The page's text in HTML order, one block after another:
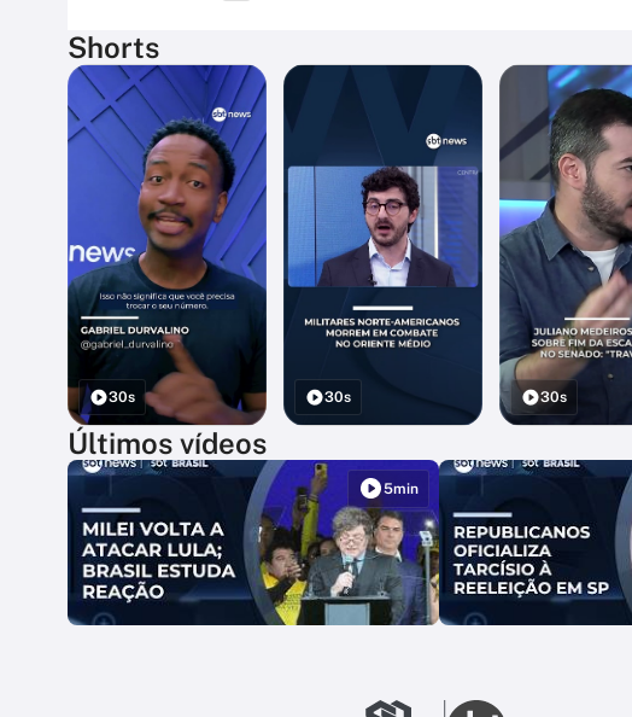
Shorts
30s 30s 30s
Últimos vídeos
5min